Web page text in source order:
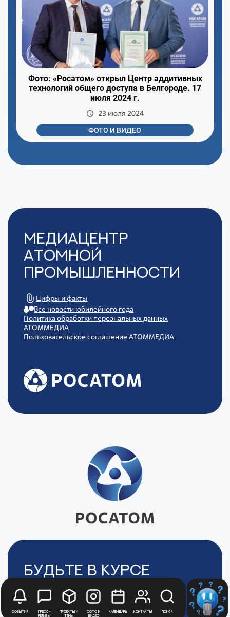
События
Пресс-
релизы
Проекты и
темы
Фото и
видео
Календарь Контакты Поиск
Фото: «Росатом» открыл Центр аддитивных
технологий общего доступа в Белгороде. 17
июля 2024 г.
23 июля 2024
ФОТО И ВИДЕО
Медиацентр
Атомной
Промышленности
Цифры и факты
Все новости юбилейного года
Политика обработки персональных данных
АТОММЕДИА
Пользовательское соглашение АТОММЕДИА
Будьте в курсе
новостей
Медиацентра